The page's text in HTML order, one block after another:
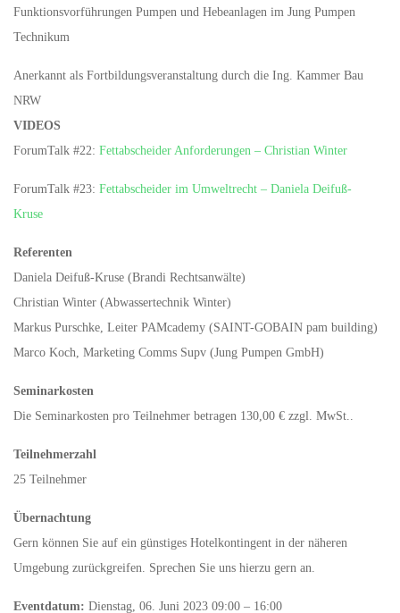
Funktionsvorführungen Pumpen und Hebeanlagen im Jung Pumpen
Technikum
Anerkannt als Fortbildungsveranstaltung durch die Ing. Kammer Bau
NRW
VIDEOS
ForumTalk #22: Fettabscheider Anforderungen – Christian Winter
ForumTalk #23: Fettabscheider im Umweltrecht – Daniela Deifuß-
Kruse
Referenten
Daniela Deifuß-Kruse (Brandi Rechtsanwälte)
Christian Winter (Abwassertechnik Winter)
Markus Purschke, Leiter PAMcademy (SAINT-GOBAIN pam building)
Marco Koch, Marketing Comms Supv (Jung Pumpen GmbH)
Seminarkosten
Die Seminarkosten pro Teilnehmer betragen 130,00 € zzgl. MwSt..
Teilnehmerzahl
25 Teilnehmer
Übernachtung
Gern können Sie auf ein günstiges Hotelkontingent in der näheren
Umgebung zurückgreifen. Sprechen Sie uns hierzu gern an.
Eventdatum: Dienstag, 06. Juni 2023 09:00 – 16:00